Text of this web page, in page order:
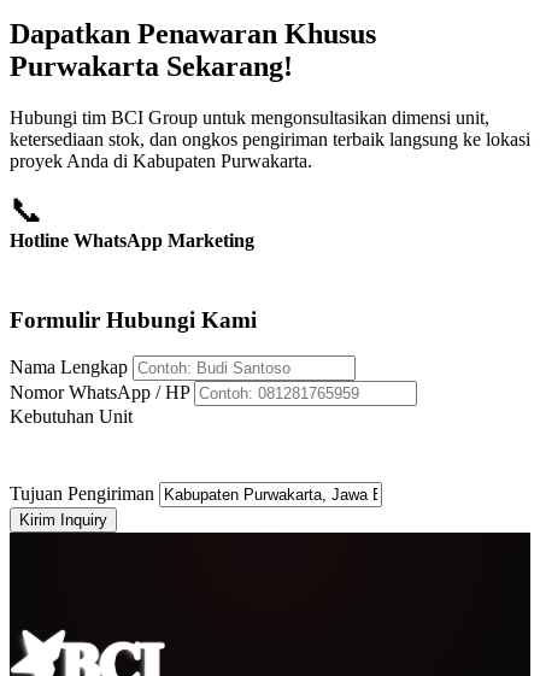
Dapatkan Penawaran Khusus
Purwakarta Sekarang!
Hubungi tim BCI Group untuk mengonsultasikan dimensi unit,
ketersediaan stok, dan ongkos pengiriman terbaik langsung ke lokasi
proyek Anda di Kabupaten Purwakarta.
📞
Hotline WhatsApp Marketing
Formulir Hubungi Kami
Nama Lengkap
Nomor WhatsApp / HP
Kebutuhan Unit
Tujuan Pengiriman
Kirim Inquiry